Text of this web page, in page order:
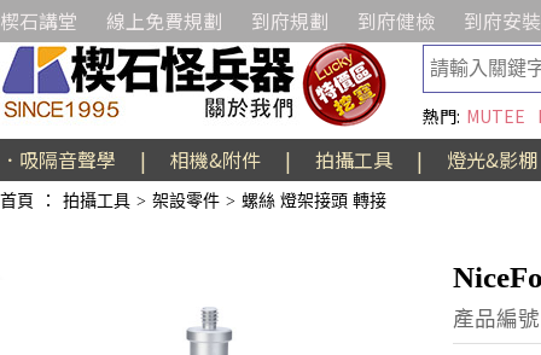
楔石講堂 線上免費規劃 到府規劃 到府健檢 到府安裝
熱門: MUTEE
．吸隔音聲學 | 相機&附件 | 拍攝工具 | 燈光&影棚
首頁 ： 拍攝工具 > 架設零件 > 螺絲 燈架接頭 轉接
產品編